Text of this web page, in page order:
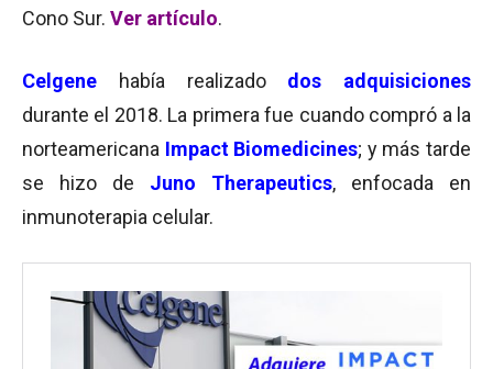
Cono Sur. Ver artículo.
Celgene había realizado dos adquisiciones
durante el 2018. La primera fue cuando compró a la
norteamericana Impact Biomedicines; y más tarde
se hizo de Juno Therapeutics, enfocada en
inmunoterapia celular.